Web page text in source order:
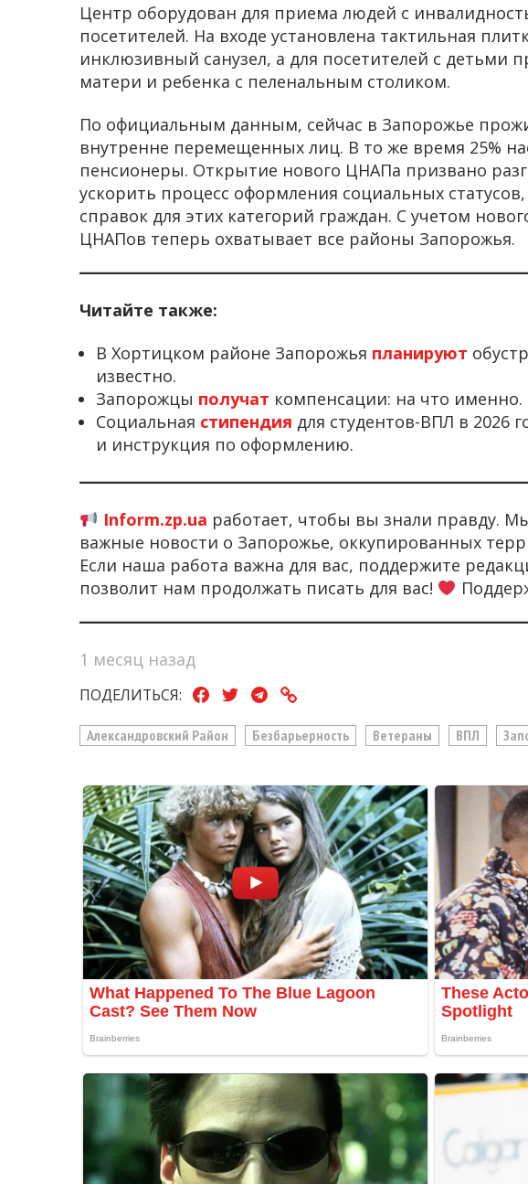
Центр оборудован для приема людей с
посетителей. На входе установлена тактильная
инклюзивный санузел, а для посетителей с детьми
матери и ребенка с пеленальным столиком.
По официальным данным, сейчас в Запорожье
внутренне перемещенных лиц. В то же время 25%
пенсионеры. Открытие нового ЦНАПа призвано
ускорить процесс оформления социальных
справок для этих категорий граждан. С учетом
ЦНАПов теперь охватывает все районы Запорожья.
Читайте также:
В Хортицком районе Запорожья планируют
известно.
Запорожцы получат компенсации: на что именно.
Социальная стипендия для студентов-ВПЛ в 2026
и инструкция по оформлению.
Inform.zp.ua работает, чтобы вы знали правду.
важные новости о Запорожье, оккупированных
Если наша работа важна для вас, поддержите
позволит нам продолжать писать для вас!
1 месяц назад
ПОДЕЛИТЬСЯ:
Александровский Район Безбарьерность Ветераны ВПЛ